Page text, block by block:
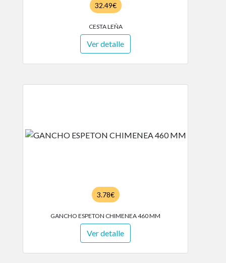
32.49€
CESTA LEÑA
Ver detalle
3.78€
GANCHO ESPETON CHIMENEA 460 MM
Ver detalle